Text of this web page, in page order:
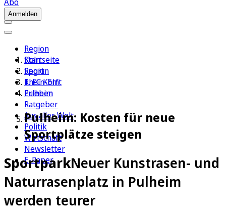
Anmelden
Region
Köln
Sport
1. FC Köln
Erleben
Ratgeber
Aus aller Welt
Politik
Wirtschaft
Newsletter
E-Paper
Startseite
Region
Rhein-Erft
Pulheim
Pulheim: Kosten für neue
Sportplätze steigen
SportparkNeuer Kunstrasen- und
Naturrasenplatz in Pulheim
werden teurer